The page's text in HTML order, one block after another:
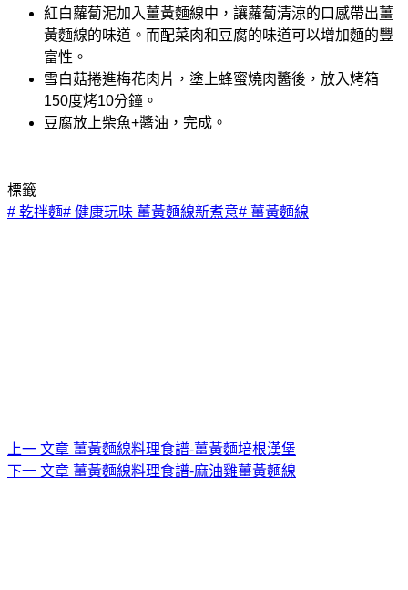
紅白蘿蔔泥加入薑黃麵線中，讓蘿蔔清涼的口感帶出薑
黃麵線的味道。而配菜肉和豆腐的味道可以增加麵的豐
富性。
雪白菇捲進梅花肉片，塗上蜂蜜燒肉醬後，放入烤箱
150度烤10分鐘。
豆腐放上柴魚+醬油，完成。
標籤
# 乾拌麵# 健康玩味 薑黃麵線新煮意# 薑黃麵線
上一 文章 薑黃麵線料理食譜-薑黃麵培根漢堡
下一 文章 薑黃麵線料理食譜-麻油雞薑黃麵線